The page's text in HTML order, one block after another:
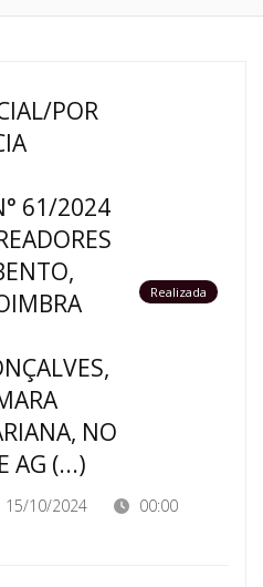
POR
61/2024
NO
AG (...)
Realizada
15/10/2024 00:00